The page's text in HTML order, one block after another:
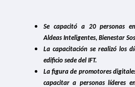
Se capacitó a 20 personas
Aldeas Inteligentes, Bienestar
La capacitación se realizó los
edificio sede del IFT.
La figura de promotores
capacitar a personas líderes